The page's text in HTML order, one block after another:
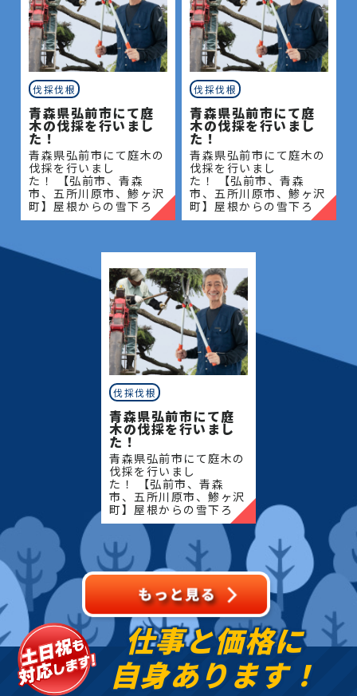
伐採伐根
青森県弘前市にて庭
木の伐採を行いまし
た！
青森県弘前市にて庭木の
伐採を行いまし
た！ 【弘前市、青森
市、五所川原市、鯵ヶ沢
町】屋根からの雪下ろ
し・除雪・排雪などの作
定・草刈りなどのお庭の
こと、造園・
伐採伐根
青森県弘前市にて庭
木の伐採を行いまし
た！
青森県弘前市にて庭木の
伐採を行いまし
た！ 【弘前市、青森
市、五所川原市、鯵ヶ沢
町】屋根からの雪下ろ
し・除雪・排雪などの作
定・草刈りなどのお庭の
こと、造園・
伐採伐根
青森県弘前市にて庭
木の伐採を行いまし
た！
青森県弘前市にて庭木の
伐採を行いまし
た！ 【弘前市、青森
市、五所川原市、鯵ヶ沢
町】屋根からの雪下ろ
し・除雪・排雪などの作
業もお任せください！地
域密着で伐採・抜根・剪
定・草刈りなどのお庭の
こと、造園・
仕事と価格に
自身あります！